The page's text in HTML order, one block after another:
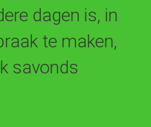
dagen is, in
te maken,
savonds